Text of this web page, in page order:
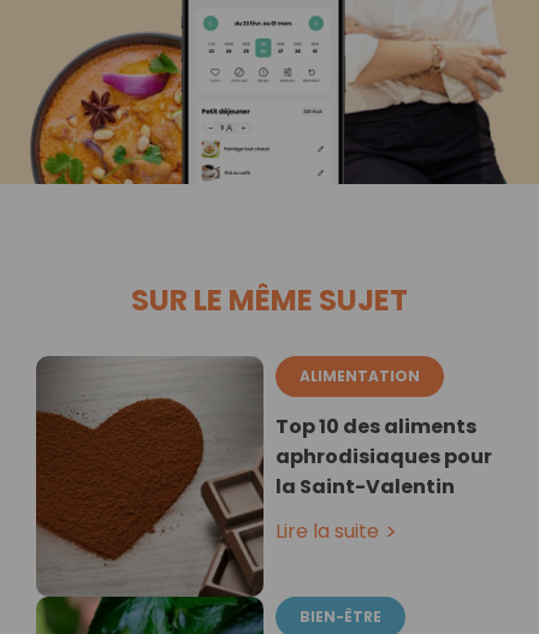
SUR LE MÊME SUJET
ALIMENTATION
Top 10 des aliments
aphrodisiaques pour
la Saint-Valentin
Lire la suite
BIEN-ÊTRE